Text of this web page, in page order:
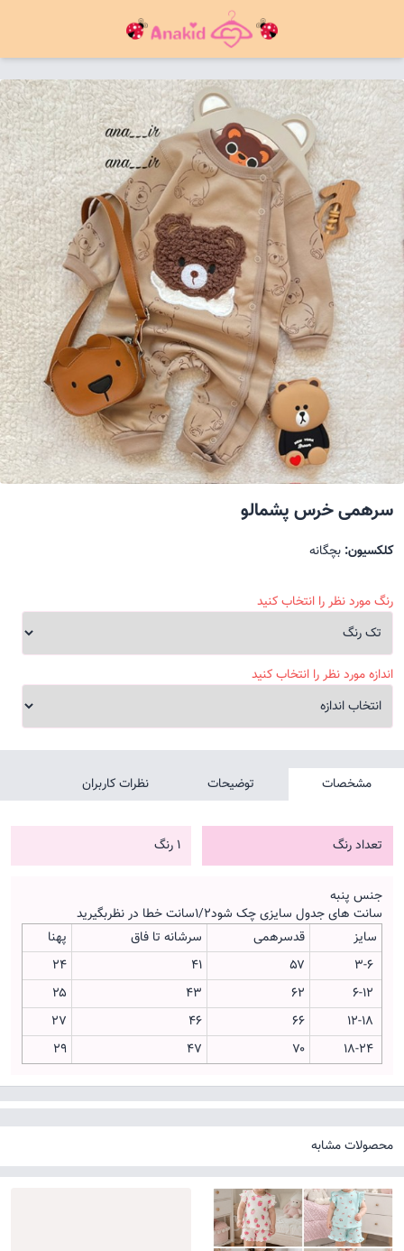
سرهمی خرس پشمالو
کلکسیون: بچگانه
رنگ مورد نظر را انتخاب کنید
اندازه مورد نظر را انتخاب کنید
مشخصات توضیحات نظرات کاربران
تعداد رنگ 1 رنگ
جنس پنبه
سانت های جدول سایزی چک شود۱/۲سانت خطا در نظربگیرید
سایز
قدسرهمی سرشانه تا فاق
پهنا
۳-۶
۵۷ ۴۱
۲۴
۶۲ ۴۳
۲۵
۶۶ ۴۶
۲۷
۱۸-۲۴
۷۰ ۴۷ ۲۹
محصولات مشابه